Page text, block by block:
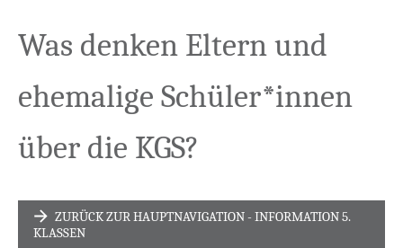
Was denken Eltern und
ehemalige Schüler*innen
über die KGS?
ZURÜCK ZUR HAUPTNAVIGATION - INFORMATION 5.
KLASSEN